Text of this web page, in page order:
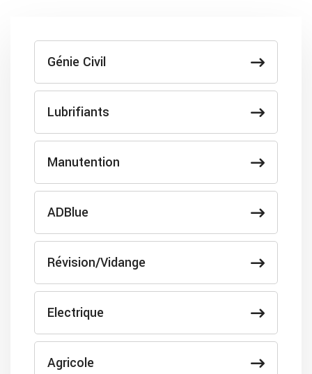
Génie Civil
Lubrifiants
Manutention
ADBlue
Révision/Vidange
Electrique
Agricole